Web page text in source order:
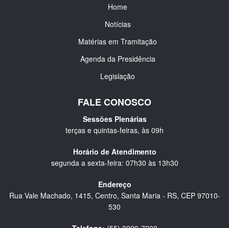
Home
Notícias
Matérias em Tramitação
Agenda da Presidência
Legislação
FALE CONOSCO
Sessões Plenárias
terças e quintas-feiras, às 09h
Horário de Atendimento
segunda a sexta-feira: 07h30 às 13h30
Endereço
Rua Vale Machado, 1415, Centro, Santa Maria - RS, CEP 97010-
530